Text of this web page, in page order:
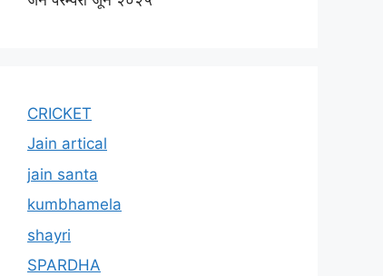
CRICKET
Jain artical
jain santa
kumbhamela
shayri
SPARDHA